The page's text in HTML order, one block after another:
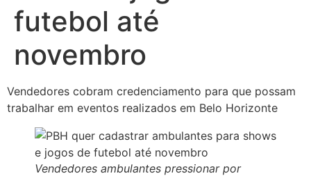
futebol até
novembro
Vendedores cobram credenciamento para que possam
trabalhar em eventos realizados em Belo Horizonte
Vendedores ambulantes pressionar por